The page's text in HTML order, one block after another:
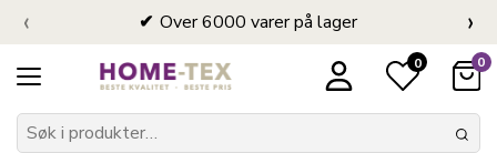
Over 6000 varer på lager
‹ ›
0 0